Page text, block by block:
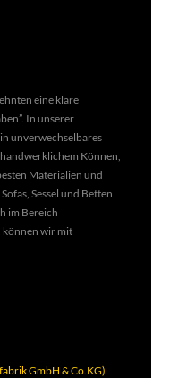
eine klare
In unserer
unverwechselbares
Können,
Materialien und
Sessel und Betten
im Bereich
wir mit
GmbH & Co.KG)